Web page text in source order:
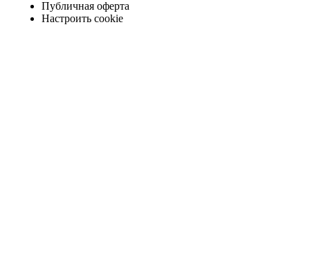
Публичная оферта
Настроить cookie